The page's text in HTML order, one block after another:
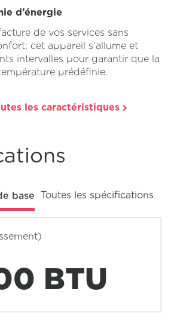
d’énergie
de vos services sans
cet appareil s’allume et
intervalles pour garantir que la
prédéfinie.
les caractéristiques
base Toutes les spécifications
BTU